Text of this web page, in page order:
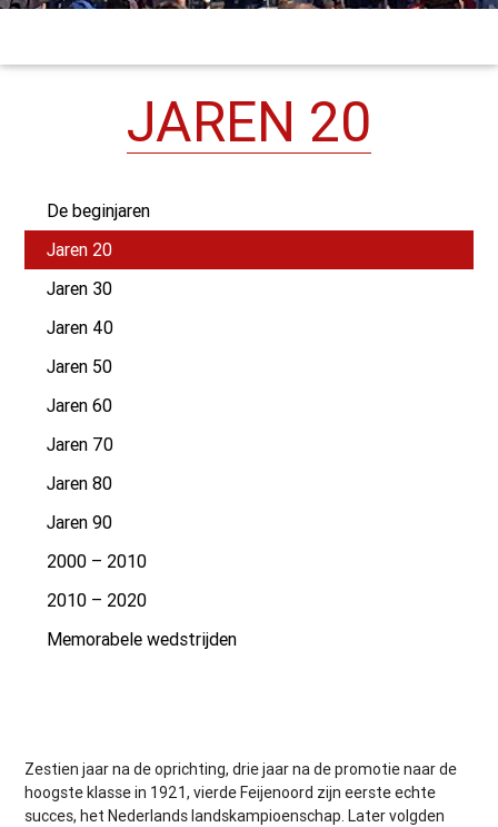
JAREN 20
De beginjaren
Jaren 20
Jaren 30
Jaren 40
Jaren 50
Jaren 60
Jaren 70
Jaren 80
Jaren 90
2000 – 2010
2010 – 2020
Memorabele wedstrijden
Zestien jaar na de oprichting, drie jaar na de promotie naar de
hoogste klasse in 1921, vierde Feijenoord zijn eerste echte
succes, het Nederlands landskampioenschap. Later volgden